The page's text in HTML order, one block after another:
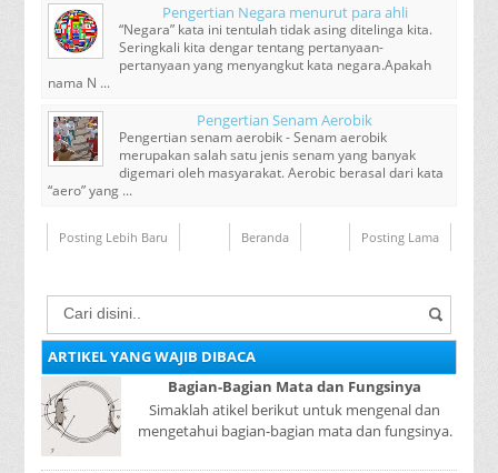
Pengertian Negara menurut para ahli
“Negara” kata ini tentulah tidak asing ditelinga kita.
Seringkali kita dengar tentang pertanyaan-
pertanyaan yang menyangkut kata negara.Apakah
nama N ...
Pengertian Senam Aerobik
Pengertian senam aerobik - Senam aerobik
merupakan salah satu jenis senam yang banyak
digemari oleh masyarakat. Aerobic berasal dari kata
“aero” yang ...
Posting Lebih Baru Posting Lama
Beranda
ARTIKEL YANG WAJIB DIBACA
Bagian-Bagian Mata dan Fungsinya
Simaklah atikel berikut untuk mengenal dan
mengetahui bagian-bagian mata dan fungsinya.